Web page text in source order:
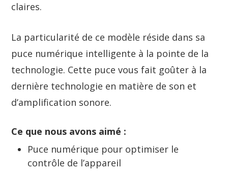
claires.
La particularité de ce modèle réside dans sa
puce numérique intelligente à la pointe de la
technologie. Cette puce vous fait goûter à la
dernière technologie en matière de son et
d’amplification sonore.
Ce que nous avons aimé :
Puce numérique pour optimiser le
contrôle de l’appareil